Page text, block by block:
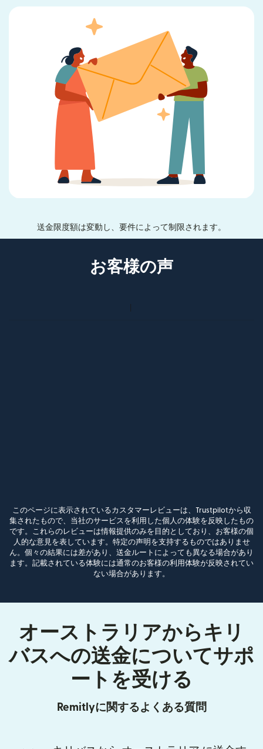
送金限度額は変動し、要件によって制限されます。
お客様の声
このページに表示されているカスタマーレビューは、Trustpilotから収
集されたもので、当社のサービスを利用した個人の体験を反映したもの
です。これらのレビューは情報提供のみを目的としており、お客様の個
人的な意見を表しています。特定の声明を支持するものではありませ
ん。個々の結果には差があり、送金ルートによっても異なる場合があり
ます。記載されている体験には通常のお客様の利用体験が反映されてい
ない場合があります。
オーストラリアからキリ
バスへの送金についてサポ
ートを受ける
Remitlyに関するよくある質問